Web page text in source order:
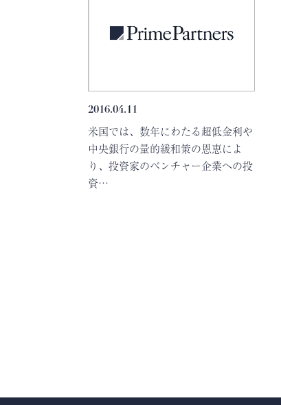
2016.04.11
米国では、数年にわたる超低金利や
中央銀行の量的緩和策の恩恵によ
り、投資家のベンチャー企業への投
資…